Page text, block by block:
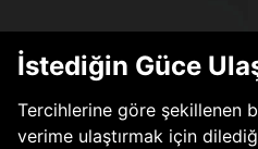
İstediğin Güce
Tercihlerine göre şekillenen
verime ulaştırmak için